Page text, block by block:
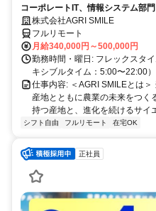
コーポレートIT、情報システム部
方、大歓迎！
株式会社AGRI SMILE
フルリモート
月給340,000円～500,000円
勤務時間・曜日: フレックスタ
キシブルタイム：5:00〜22:00）
仕事内容: ＜AGRI SMILEとは＞
産地とともに農業の未来をつく
持つ産地と、進化を続けるサイ
シフト自由 フルリモート 在宅OK
正社員